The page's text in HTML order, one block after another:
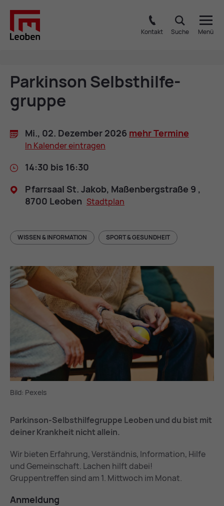
Kontakt Suche Menü
Par­kin­son Selbst­hil­fe­
grup­pe
Mi., 02. De­zem­ber 2026 mehr Ter­mi­ne
In Ka­len­der ein­tra­gen
14:30 bis 16:30
Pfarr­saal St. Ja­kob, Ma­ßen­berg­stra­ße 9 ,
8700 Leo­ben Stadt­plan
WISSEN & INFORMATION SPORT & GESUNDHEIT
Bild: Pexels
Parkinson-Selbsthilfegruppe Leoben und du bist mit
deiner Krankheit nicht allein.
Wir bieten Erfahrung, Verständnis, Information, Hilfe
und Gemeinschaft. Lachen hilft dabei!
Gruppentreffen sind am 1. Mittwoch im Monat.
An­mel­dung